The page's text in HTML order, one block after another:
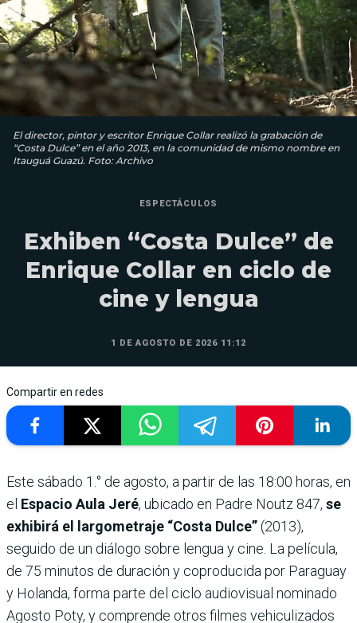
El director, pintor y escritor Enrique Collar realizó la grabación de
“Costa Dulce” en el año 2013, en la comunidad de mismo nombre en
Itauguá Guazú. Foto: Archivo
ESPECTÁCULOS
Exhiben “Costa Dulce” de
Enrique Collar en ciclo de
cine y lengua
1 DE AGOSTO DE 2026 11:12
Compartir en redes
Este sábado 1.° de agosto, a partir de las 18:00 horas, en
el Espacio Aula Jeré, ubicado en Padre Noutz 847, se
exhibirá el largometraje “Costa Dulce”(2013),
seguido de un diálogo sobre lengua y cine. La película,
de 75 minutos de duración y coproducida por Paraguay
y Holanda, forma parte del ciclo audiovisual nominado
Agosto Poty, y comprende otros filmes vehiculizados